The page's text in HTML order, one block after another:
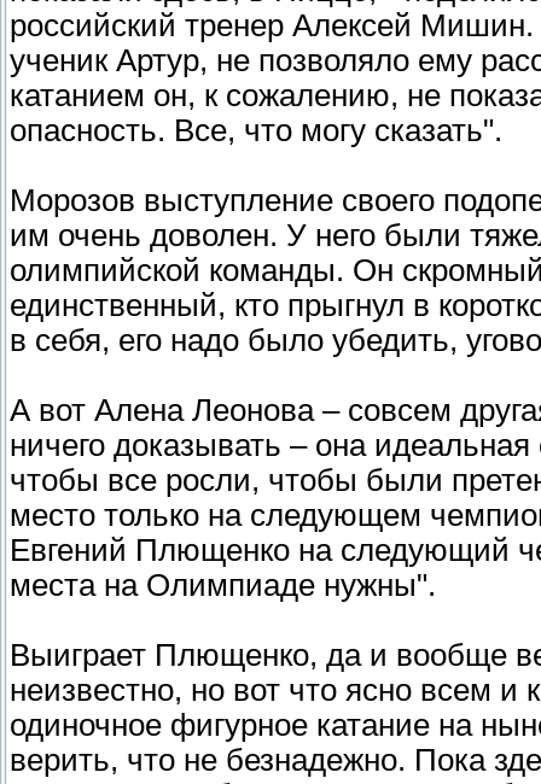
российский тренер Алексей Мишин.
ученик Артур, не позволяло ему
катанием он, к сожалению, не
опасность. Все, что могу сказать".
Морозов выступление своего
им очень доволен. У него были
олимпийской команды. Он
единственный, кто прыгнул в
в себя, его надо было убедить,
А вот Алена Леонова – совсем
ничего доказывать – она
чтобы все росли, чтобы были
место только на следующем
Евгений Плющенко на следующий
места на Олимпиаде нужны".
Выиграет Плющенко, да и вообще
неизвестно, но вот что ясно всем
одиночное фигурное катание на
верить, что не безнадежно. Пока